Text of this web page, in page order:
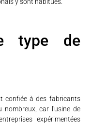
y sont habitués.
type de
confiée à des fabricants
nombreux, car l'usine de
expérimentées